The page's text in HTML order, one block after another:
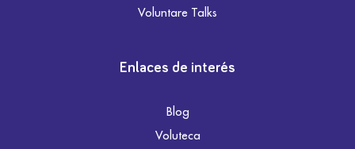
Voluntare Talks
Enlaces de interés
Blog
Voluteca